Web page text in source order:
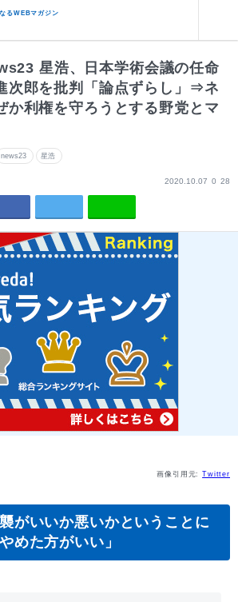
るWEBマガジン
、日本学術会議の任命拒否問題で小泉進次郎を批判「論点ずらし」⇒ネットの
星浩、日本学術会議の任命
次郎を批判「論点ずらし」⇒ネ
か利権を守ろうとする野党とマ
news23 星浩
2020.10.07 0 28
画像引用元:Twitter
がいいか悪いかということに
めた方がいい」